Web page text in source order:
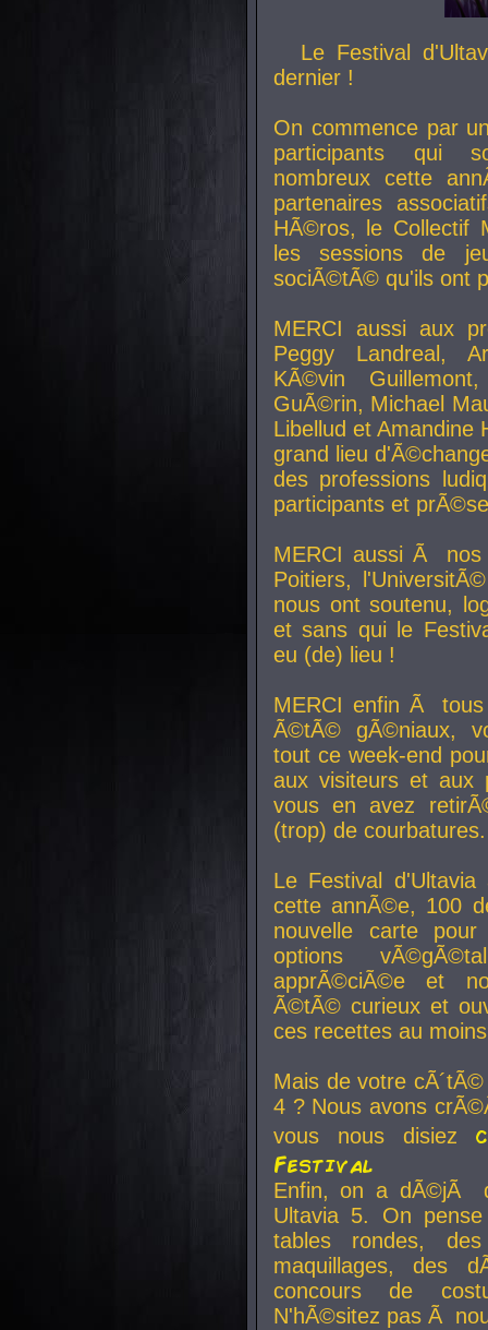
Le Festival
dernier !
On commence par
participants qui
nombreux cette
partenaires
HÃ©ros, le Collectif
les sessions de
sociÃ©tÃ© qu'ils ont
MERCI aussi aux
Peggy Landreal,
KÃ©vin
GuÃ©rin, Michael
Libellud et Amandine
grand lieu
des professions
participants et
MERCI aussi Ã nos
Poitiers,
nous ont soutenu,
et sans qui le
eu (de) lieu !
MERCI enfin Ã
Ã©tÃ© gÃ©niaux,
tout ce week-end
aux visiteurs et aux
vous en avez
(trop) de courbatures.
Le Festival
cette annÃ©e, 100
nouvelle carte
options
apprÃ©ciÃ©e et
Ã©tÃ© curieux et
ces recettes au
Mais de votre
4 ? Nous avons
vous nous disiez
Festival
Enfin, on a dÃ©jÃ
Ultavia 5. On
tables rondes,
maquillages, des
concours de
N'hÃ©sitez pas Ã